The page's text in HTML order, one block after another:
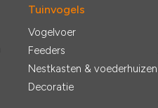
Tuinvogels
Vogelvoer
Feeders
Nestkasten & voederhuizen
Decoratie